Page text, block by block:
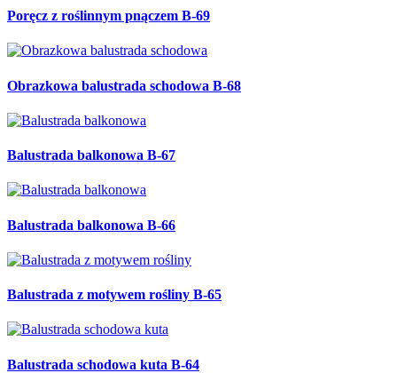
Poręcz z roślinnym pnączem B-69
Obrazkowa balustrada schodowa B-68
Balustrada balkonowa B-67
Balustrada balkonowa B-66
Balustrada z motywem rośliny B-65
Balustrada schodowa kuta B-64